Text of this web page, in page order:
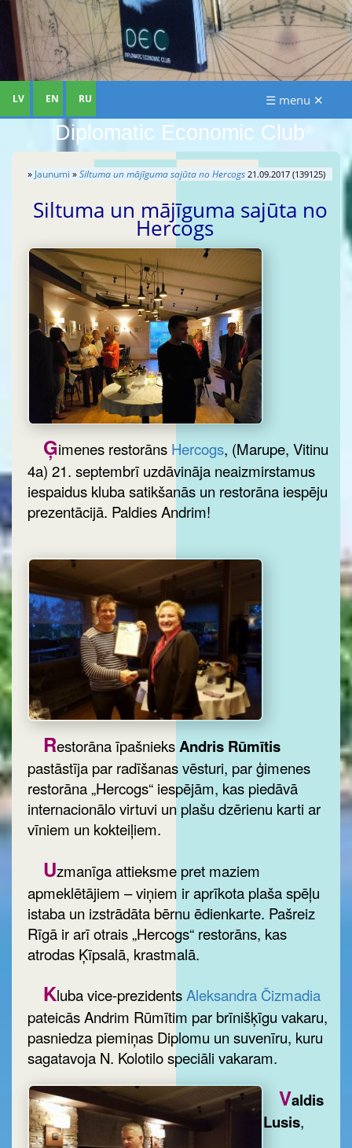
Diplomatic Economic Club®
LV EN RU ☰ menu ✕
» Jaunumi »Siltuma un mājīguma sajūta no Hercogs 21.09.2017 (139125)
Siltuma un mājīguma sajūta no
Hercogs
Ģimenes restorāns Hercogs, (Marupe, Vitinu
4a) 21. septembrī uzdāvināja neaizmirstamus
iespaidus kluba satikšanās un restorāna iespēju
prezentācijā. Paldies Andrim!
Restorāna īpašnieksAndris Rūmītis
pastāstīja par radīšanas vēsturi, par ģimenes
restorāna „Hercogs“ iespējām, kas piedāvā
internacionālo virtuvi un plašu dzērienu karti ar
vīniem un kokteiļiem.
Uzmanīga attieksme pret maziem
apmeklētājiem – viņiem ir aprīkota plaša spēļu
istaba un izstrādāta bērnu ēdienkarte. Pašreiz
Rīgā ir arī otrais „Hercogs“ restorāns, kas
atrodas Ķīpsalā, krastmalā.
Kluba vice-prezidentsAleksandra Čizmadia
pateicās Andrim Rūmītim par brīnišķīgu vakaru,
pasniedza piemiņas Diplomu un suvenīru, kuru
Valdis
Lusis,